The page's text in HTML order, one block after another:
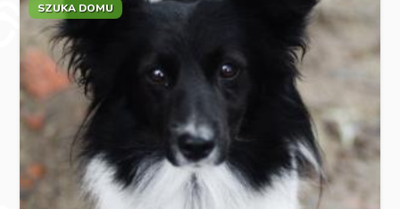
SZUKA DOMU